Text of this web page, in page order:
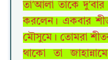
তা’আলা তাকে দু’বার
করলেন। একবার
মৌসুমে। তোমরা
থাকো তা